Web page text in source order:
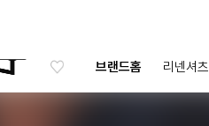
브랜드홈 리넨셔츠